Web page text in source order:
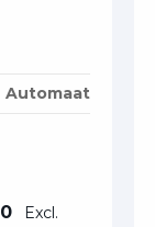
Automaat
Excl.